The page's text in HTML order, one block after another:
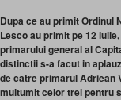
Dupa ce au primit Ordinul
Lesco au primit pe 12
primarului general al
distinctii s-a facut in
de catre primarul Adriean
multumit celor trei pentru